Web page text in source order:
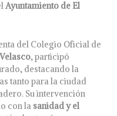
Ayuntamiento de El
del Colegio Oficial de
, participó
destacando la
tanto para la ciudad
Su intervención
con la sanidad y el